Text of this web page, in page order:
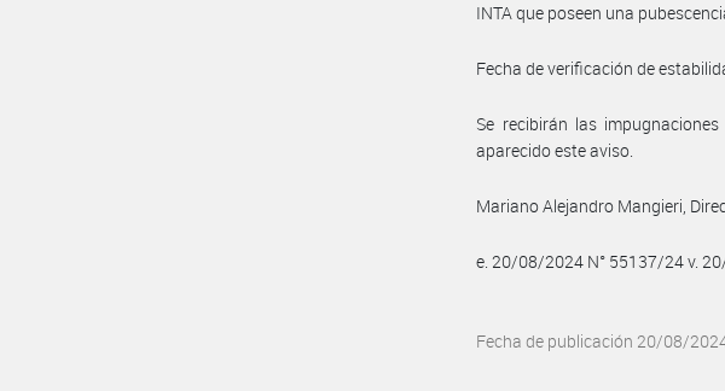
INTA que poseen una
Fecha de verificación de
Se recibirán las
aparecido este aviso.
Mariano Alejandro Mangieri,
e. 20/08/2024 N° 55137/24 v.
Fecha de publicación 20/08/